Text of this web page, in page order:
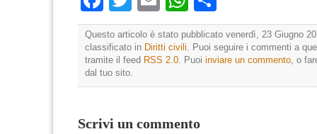
Questo articolo è stato pubblicato venerdì, 23 Giugno
classificato in Diritti civili. Puoi seguire i commenti a
tramite il feed RSS 2.0. Puoi inviare un commento, o
dal tuo sito.
Scrivi un commento